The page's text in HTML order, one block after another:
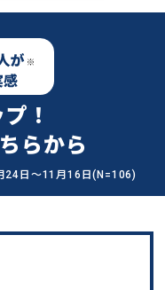
！
らから
日〜11月16日(N=106)